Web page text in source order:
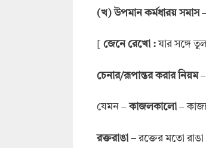
(খ) উপমান কর্মধারয় সমাস
জেনে রেখো : যার সঙ্গে
চেনার/রূপান্তর করার নিয়ম–
যেমন – কাজলকালো –
রক্তরাঙা –রক্তের মতো রাঙা